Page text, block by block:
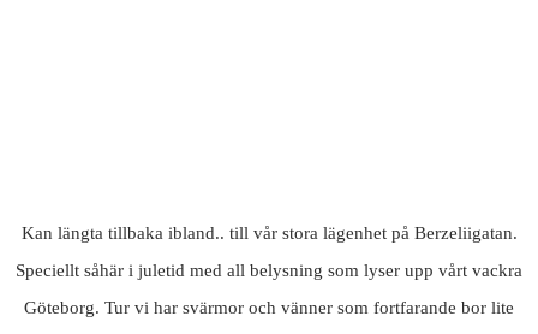
Kan längta tillbaka ibland.. till vår stora lägenhet på Berzeliigatan.
Speciellt såhär i juletid med all belysning som lyser upp vårt vackra
Göteborg. Tur vi har svärmor och vänner som fortfarande bor lite